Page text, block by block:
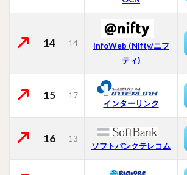
14 14
InfoWeb (Nifty/ニフ
ティ)
15
17
インターリンク
16 13
ソフトバンクテレコム